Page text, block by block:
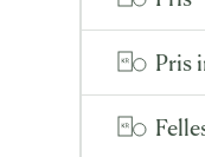
Pris